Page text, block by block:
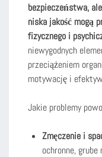
bezpieczeństwa,
niska jakość mogą
fizycznego i
niewygodnych
przeciążeniem
motywację i
Jakie problemy
Zmęczenie i
ochronne,